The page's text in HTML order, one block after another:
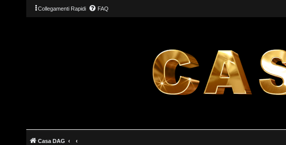
Collegamenti Rapidi FAQ
Casa DAG